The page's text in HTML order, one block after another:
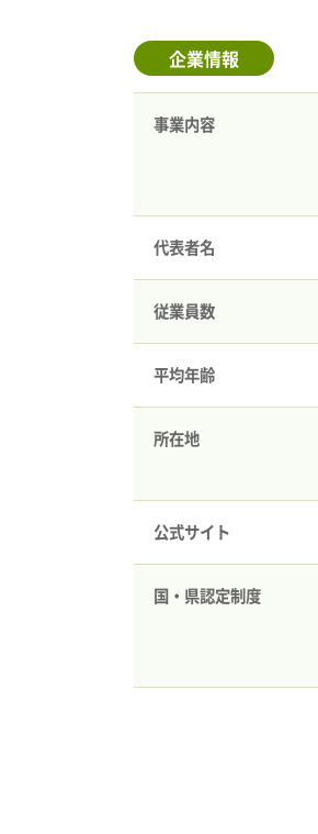
企業情報
事業内容
代表者名
従業員数
平均年齢
所在地
公式サイト
国・県認定制度